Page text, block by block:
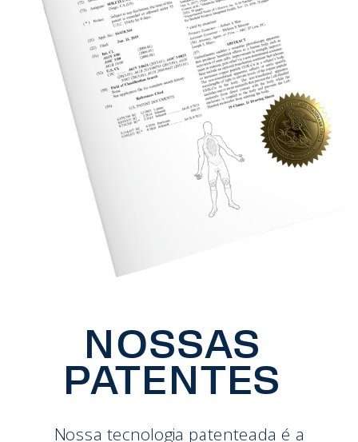
NOSSAS
PATENTES
Nossa tecnologia patenteada é a